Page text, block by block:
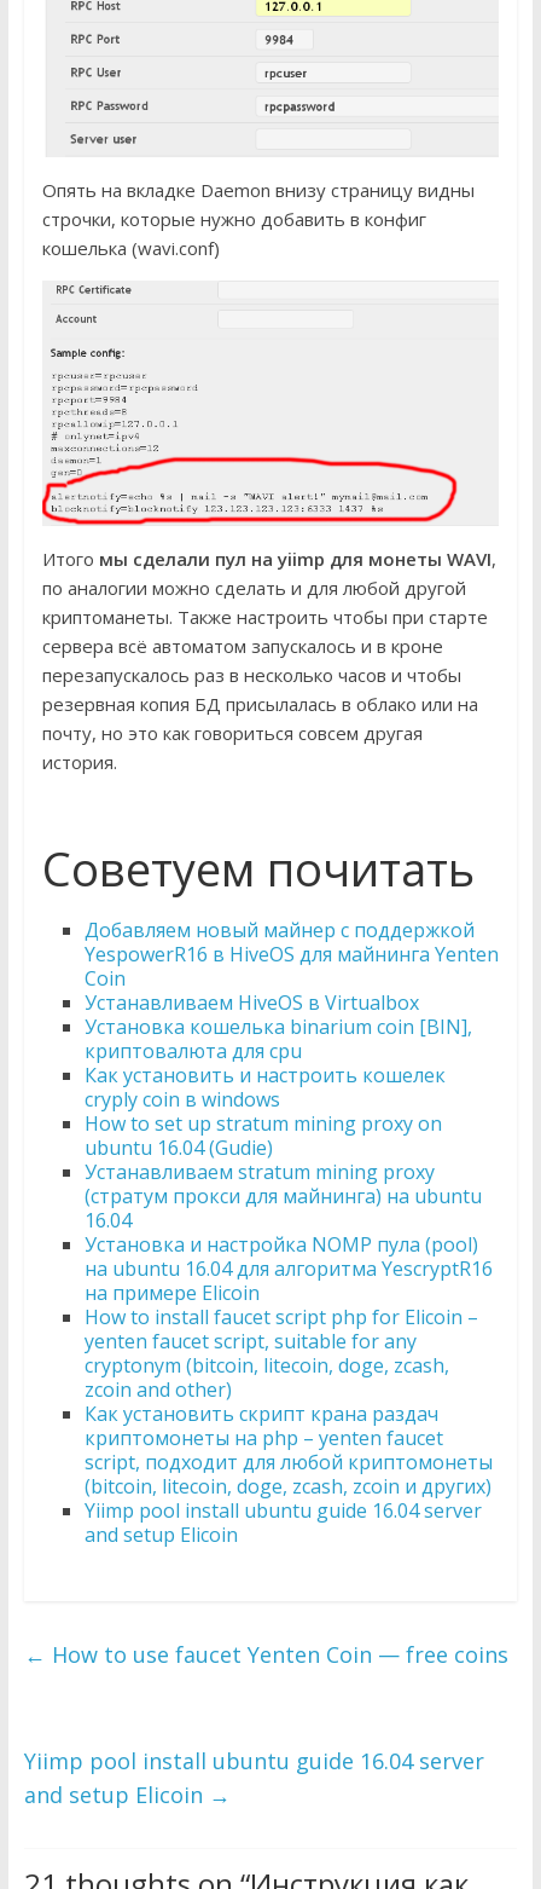
Опять на вкладке Daemon внизу страницу видны
строчки, которые нужно добавить в конфиг
кошелька (wavi.conf)
Итого мы сделали пул на yiimp для монеты WAVI,
по аналогии можно сделать и для любой другой
криптоманеты. Также настроить чтобы при старте
сервера всё автоматом запускалось и в кроне
перезапускалось раз в несколько часов и чтобы
резервная копия БД присылалась в облако или на
почту, но это как говориться совсем другая
история.
Советуем почитать
Добавляем новый майнер с поддержкой
YespowerR16 в HiveOS для майнинга Yenten
Coin
Устанавливаем HiveOS в Virtualbox
Установка кошелька binarium coin [BIN],
криптовалюта для cpu
Как установить и настроить кошелек
cryply coin в windows
How to set up stratum mining proxy on
ubuntu 16.04 (Gudie)
Устанавливаем stratum mining proxy
(стратум прокси для майнинга) на ubuntu
16.04
Установка и настройка NOMP пула (pool)
на ubuntu 16.04 для алгоритма YescryptR16
на примере Elicoin
How to install faucet script php for Elicoin –
yenten faucet script, suitable for any
cryptonym (bitcoin, litecoin, doge, zcash,
zcoin and other)
Как установить скрипт крана раздач
криптомонеты на php – yenten faucet
script, подходит для любой криптомонеты
(bitcoin, litecoin, doge, zcash, zcoin и других)
Yiimp pool install ubuntu guide 16.04 server
and setup Elicoin
← How to use faucet Yenten Coin — free coins
Yiimp pool install ubuntu guide 16.04 server
and setup Elicoin →